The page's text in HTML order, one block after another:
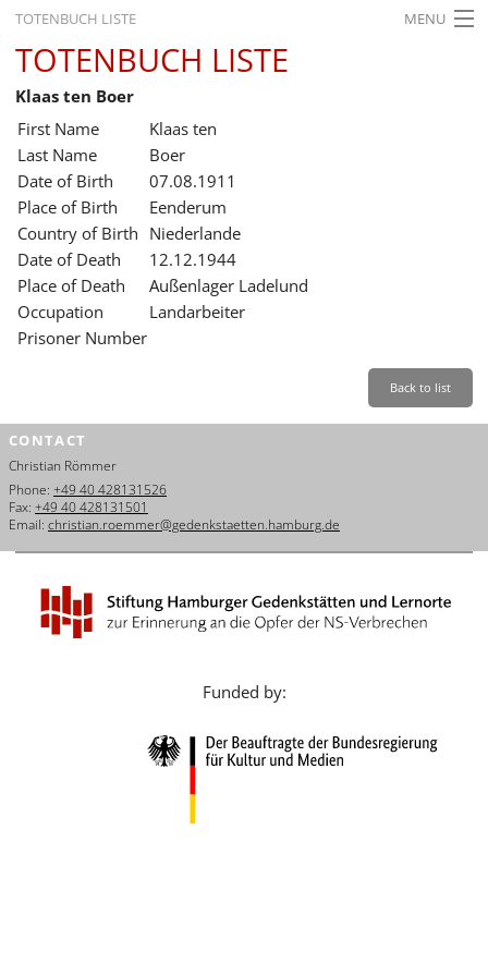
TOTENBUCH LISTE MENU
STARTSEITE
AUSSTELLUNGEN
GESCHICHTE
BILDUNG
FORSCHUNG
SERVICE
Leichte Sprache Back
Dansk
Español
Italiano
Nederlands
Português
TOTENBUCH LISTE
Klaas ten Boer
First Name
Klaas ten
Last Name
Boer
Date of Birth
07.08.1911
Place of Birth
Eenderum
Country of Birth Niederlande
Date of Death
12.12.1944
Place of Death
Außenlager Ladelund
Occupation
Landarbeiter
Prisoner Number
Back to list
CONTACT
Christian Römmer
Phone: +49 40 428131526
Fax: +49 40 428131501
Email: christian.roemmer@gedenkstaetten.hamburg.de
Funded by: